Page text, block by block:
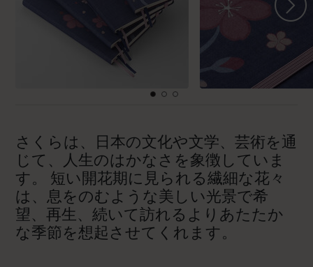
さくらは、日本の文化や文学、芸術を通
じて、人生のはかなさを象徴していま
す。 短い開花期に見られる繊細な花々
は、息をのむような美しい光景で希
望、再生、続いて訪れるよりあたたか
な季節を想起させてくれます。